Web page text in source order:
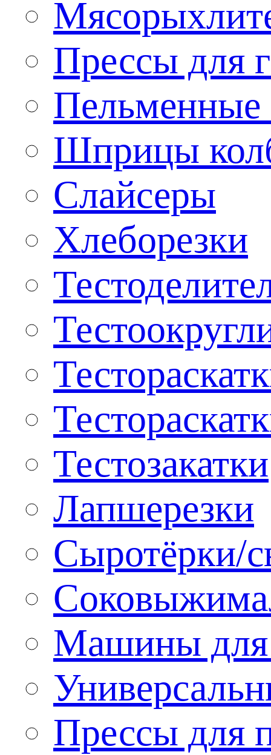
Прессы для
Пельменные
Шприцы
Слайсеры
Хлеборезки
Тестозакатки
Лапшерезки
Сыротёрки/
Машины для
Прессы для